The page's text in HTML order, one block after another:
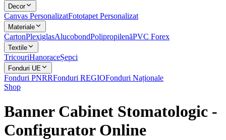
Decor
Canvas PersonalizatFototapet Personalizat
Materiale
CartonPlexiglasAlucobondPolipropilenăPVC Forex
Textile
TricouriHanoraceȘepci
Fonduri UE
Fonduri PNRRFonduri REGIOFonduri Naționale
Shop
Banner Cabinet Stomatologic -
Configurator Online